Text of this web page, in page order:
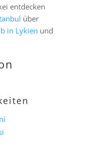
entdecken
über
in Lykien und